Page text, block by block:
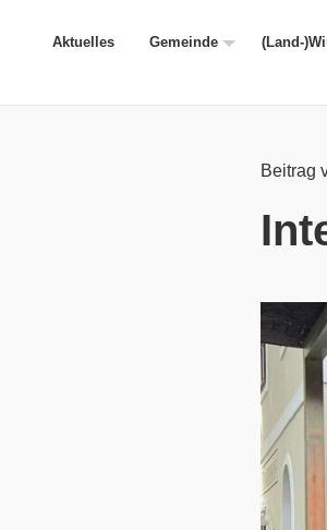
Aktuelles Gemeinde (Land-
Beitrag